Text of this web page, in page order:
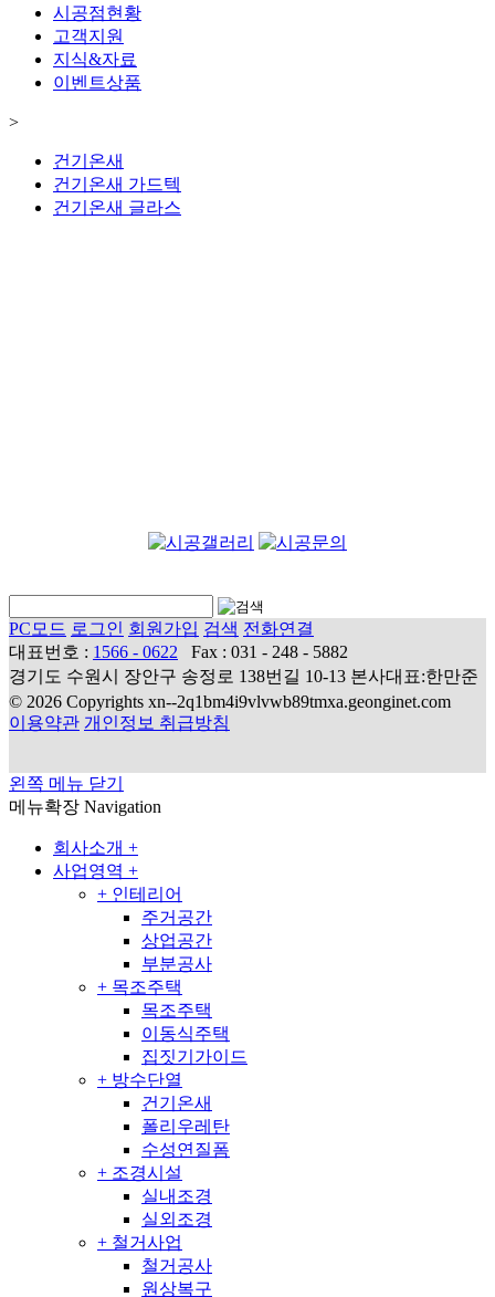
시공점현황
고객지원
지식&자료
이벤트상품
>
건기온새
건기온새 가드텍
건기온새 글라스
PC모드 로그인 회원가입 검색 전화연결
대표번호 : 1566 - 0622
Fax : 031 - 248 - 5882
경기도 수원시 장안구 송정로 138번길 10-13 본사대표:한만준
© 2026 Copyrights xn--2q1bm4i9vlvwb89tmxa.geonginet.com
이용약관 개인정보 취급방침
왼쪽 메뉴 닫기
메뉴확장 Navigation
회사소개 +
사업영역 +
+ 인테리어
주거공간
상업공간
부분공사
+ 목조주택
목조주택
이동식주택
집짓기가이드
+ 방수단열
건기온새
폴리우레탄
수성연질폼
+ 조경시설
실내조경
실외조경
+ 철거사업
철거공사
원상복구